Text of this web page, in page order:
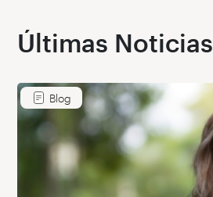
Últimas Noticias
Blog